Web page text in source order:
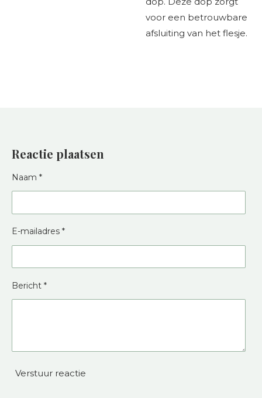
voor een betrouwbare
afsluiting van het flesje.
Reactie plaatsen
Naam *
E-mailadres *
Bericht *
Verstuur reactie